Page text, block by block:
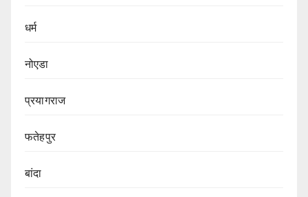
धर्म
नोएडा
प्रयागराज
फतेहपुर
बांदा